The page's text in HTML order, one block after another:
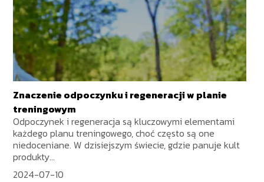
Znaczenie odpoczynku i regeneracji w planie
treningowym
Odpoczynek i regeneracja są kluczowymi elementami
każdego planu treningowego, choć często są one
niedoceniane. W dzisiejszym świecie, gdzie panuje kult
produkty...
2024-07-10